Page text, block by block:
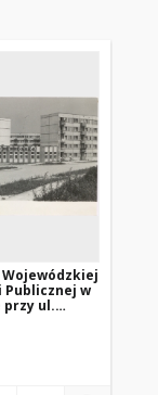
w
przy ul.